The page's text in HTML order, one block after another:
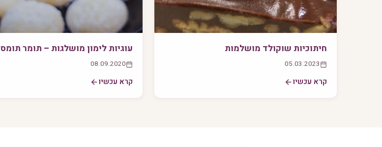
חיתוכיות שוקולד מושלמות
05.03.2023
קרא עכשיו
עוגיות לימון מושלגות – תומר תומס
08.09.2020
קרא עכשיו